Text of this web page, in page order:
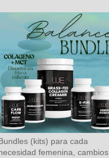
(kits) para cada
femenina, cambios